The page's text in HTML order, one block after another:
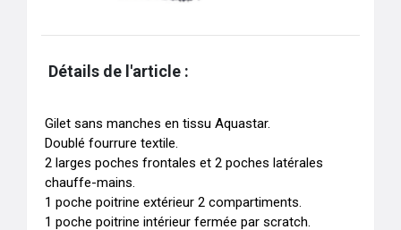
Détails de l'article :
Gilet sans manches en tissu Aquastar.
Doublé fourrure textile.
2 larges poches frontales et 2 poches latérales
chauffe-mains.
1 poche poitrine extérieur 2 compartiments.
1 poche poitrine intérieur fermée par scratch.